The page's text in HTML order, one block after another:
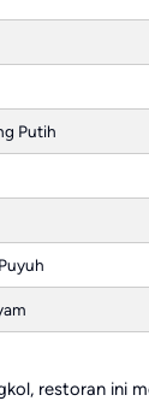
Putih
restoran ini